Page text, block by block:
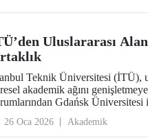
Uluslararası
Teknik Üniversitesi (İTÜ),
akademik ağını
Gdańsk
26 Oca 2026 Akademik